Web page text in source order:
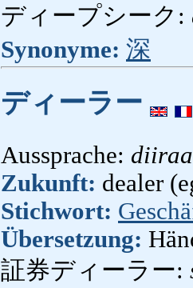
ディープシーク:
Synonyme: 深
ディーラー
Aussprache: diiraa
Zukunft: dealer
Stichwort:
Übersetzung:
証券ディーラー: